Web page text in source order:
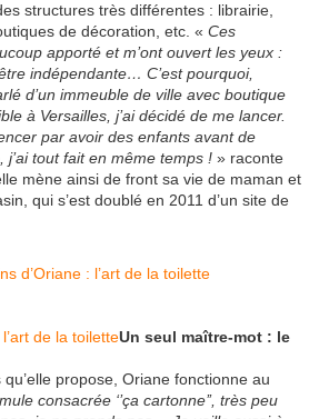
structures très différentes : librairie,
de décoration, etc. « Ces
apporté et m’ont ouvert les yeux :
indépendante… C’est pourquoi,
d’un immeuble de ville avec boutique
à Versailles, j’ai décidé de me lancer.
par avoir des enfants avant de
tout fait en même temps ! » raconte
mène ainsi de front sa vie de maman et
qui s’est doublé en 2011 d’un site de
Un seul maître-mot : le
propose, Oriane fonctionne au
consacrée ‘’ça cartonne’’, très peu